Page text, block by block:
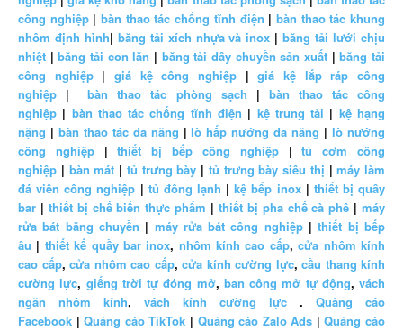
công nghiệp|bàn thao tác chống tĩnh điện | bàn thao tác khung
nhôm định hình| băng tải xích nhựa và inox |băng tải lưới chịu
nhiệt |băng tải con lăn | băng tải dây chuyền sản xuất |băng tải
công nghiệp|giá kệ công nghiệp |giá kệ lắp ráp công
nghiệp |bàn thao tác phòng sạch | bàn thao tác công
nghiệp | bàn thao tác chống tĩnh điện | kệ trung tải | kệ hạng
nặng | bàn thao tác đa năng |lò hấp nướng đa năng |lò nướng
công nghiệp|thiết bị bếp công nghiệp|tủ cơm công
nghiệp | bàn mát | tủ trưng bày | tủ trưng bày siêu thị |máy làm
đá viên công nghiệp | tủ đông lạnh |kệ bếp inox| thiết bị quầy
bar | thiết bị chế biến thực phẩm | thiết bị pha chế cà phê | máy
rửa bát băng chuyền | máy rửa bát công nghiệp|thiết bị bếp
âu | thiết kế quầy bar inox, nhôm kính cao cấp,cửa nhôm kính
cao cấp, cửa nhôm cao cấp, cửa kính cường lực, cầu thang kính
cường lực, giếng trời tự đóng mở, ban công mở tự động, vách
ngăn nhôm kính, vách kính cường lực . Quảng cáo
Facebook |Quảng cáo TikTok | Quảng cáo Zalo Ads |Quảng cáo